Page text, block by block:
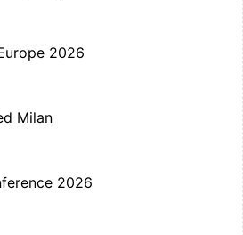
2026
Milan
2026